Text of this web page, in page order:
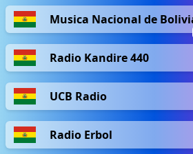
Musica Nacional de
Radio Kandire 440
UCB Radio
Radio Erbol